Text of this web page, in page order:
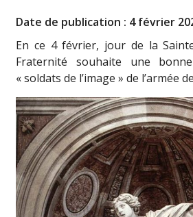
Date de publication : 4 février
En ce 4 février, jour de la
Fraternité souhaite une
« soldats de l’image » de l’armée